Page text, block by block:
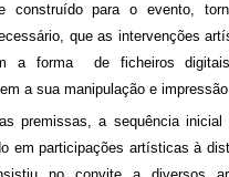
construído para o evento,
que as intervenções
a forma de ficheiros
a sua manipulação e
premissas, a sequência inicial
em participações artísticas à